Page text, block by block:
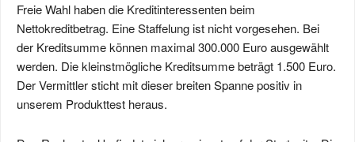
Freie Wahl haben die Kreditinteressenten beim
Nettokreditbetrag. Eine Staffelung ist nicht vorgesehen. Bei
der Kreditsumme können maximal 300.000 Euro ausgewählt
werden. Die kleinstmögliche Kreditsumme beträgt 1.500 Euro.
Der Vermittler sticht mit dieser breiten Spanne positiv in
unserem Produkttest heraus.